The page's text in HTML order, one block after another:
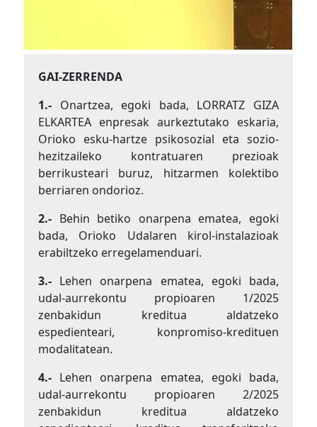
GAI-ZERRENDA
1.- Onartzea, egoki bada, LORRATZ GIZA
ELKARTEA enpresak aurkeztutako eskaria,
Orioko esku-hartze psikosozial eta sozio-
hezitzaileko kontratuaren prezioak
berrikusteari buruz, hitzarmen kolektibo
berriaren ondorioz.
2.- Behin betiko onarpena ematea, egoki
bada, Orioko Udalaren kirol-instalazioak
erabiltzeko erregelamenduari.
3.- Lehen onarpena ematea, egoki bada,
udal-aurrekontu propioaren 1/2025
zenbakidun kreditua aldatzeko
espedienteari, konpromiso-kredituen
modalitatean.
4.- Lehen onarpena ematea, egoki bada,
udal-aurrekontu propioaren 2/2025
zenbakidun kreditua aldatzeko